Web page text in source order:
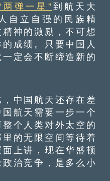
两弹一星”到航天大
自立自强的民族精
神的激励，不可想
成绩。只要中国人
定会不断缔造新的
中国航天还存在差
航天需要一步一个
个人类对外太空的
的无限空间等待着
上讲，现在华盛顿
治竞争，是多么小